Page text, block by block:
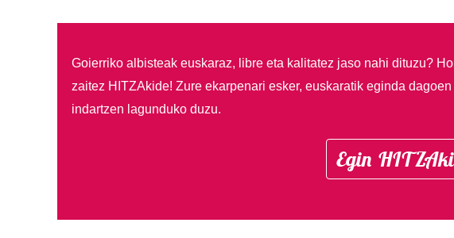
Goierriko albisteak euskaraz, libre eta kalitatez jaso nahi dituzu?
zaitez HITZAkide! Zure ekarpenari esker, euskaratik eginda
indartzen lagunduko duzu.
Egin